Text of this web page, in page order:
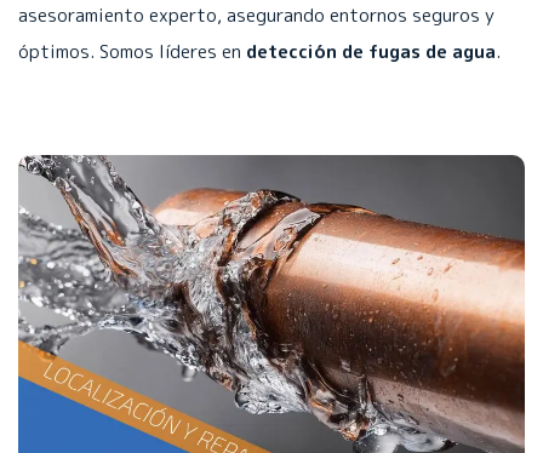
asesoramiento experto, asegurando entornos seguros y
óptimos. Somos líderes en detección de fugas de agua.